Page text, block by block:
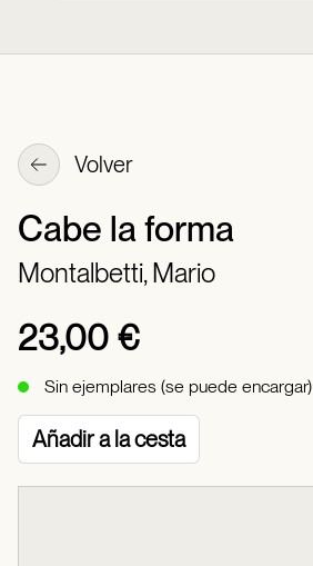
Volver
Cabe la forma
Montalbetti, Mario
23,00 €
Sin ejemplares (se puede encargar)
Añadir a la cesta